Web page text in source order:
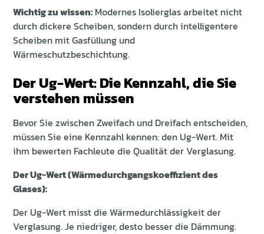
Wichtig zu wissen: Modernes Isolierglas arbeitet nicht
durch dickere Scheiben, sondern durch intelligentere
Scheiben mit Gasfüllung und
Wärmeschutzbeschichtung.
Der Ug-Wert: Die Kennzahl, die Sie
verstehen müssen
Bevor Sie zwischen Zweifach und Dreifach entscheiden,
müssen Sie eine Kennzahl kennen: den Ug-Wert. Mit
ihm bewerten Fachleute die Qualität der Verglasung.
Der Ug-Wert (Wärmedurchgangskoeffizient des
Glases):
Der Ug-Wert misst die Wärmedurchlässigkeit der
Verglasung. Je niedriger, desto besser die Dämmung.